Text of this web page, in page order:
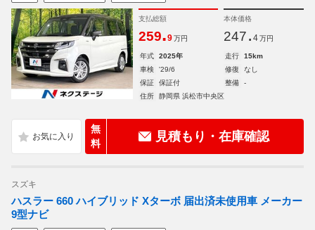
支払総額
259.9 万円
本体価格
247. 4 万円
年式 2025年 走行
15km
車検
'29/6 修復
なし
保証
保証付 整備
-
住所
静岡県 浜松市中央区
無
料
見積もり・在庫確認
スズキ
ハスラー 660 ハイブリッド Xターボ 届出済未使用車 メーカー
9型ナビ